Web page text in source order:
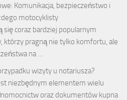
Komunikacja, bezpieczeństwo i
motocyklisty
coraz bardziej popularnym
którzy pragną nie tylko komfortu, ale
na …
wizyty u notariusza?
niezbędnym elementem wielu
oraz dokumentów kupna